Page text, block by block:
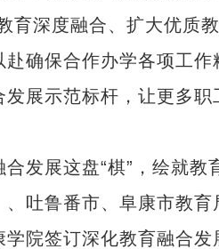
深度融合、扩大优质
确保合作办学各项工
展示范标杆，让更多
展这盘“棋”，绘就教
吐鲁番市、阜康市教
院签订深化教育融合